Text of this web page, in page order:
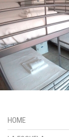
CURSOS
PACKS SURF +
ALQUILER
INFO/RESERVAS
HOME